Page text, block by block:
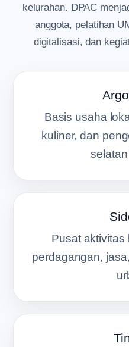
kelurahan. DPAC
anggota, pelatihan
digitalisasi, dan
Basis usaha
kuliner, dan
Pusat aktivitas
perdagangan,